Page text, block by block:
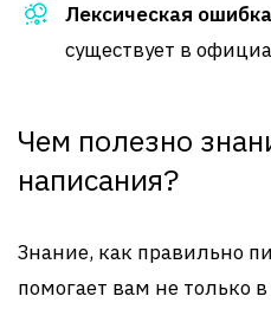
Лексическая
существует в
Чем полезно
написания?
Знание, как правильно
помогает вам не только